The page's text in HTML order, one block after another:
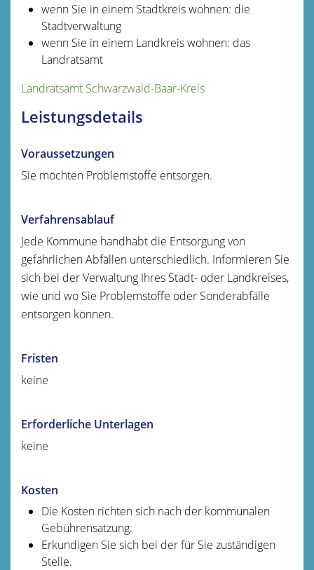
wenn Sie in einem Stadtkreis wohnen: die
Stadtverwaltung
wenn Sie in einem Landkreis wohnen: das
Landratsamt
Landratsamt Schwarzwald-Baar-Kreis
Leistungsdetails
Voraussetzungen
Sie möchten Problemstoffe entsorgen.
Verfahrensablauf
Jede Kommune handhabt die Entsorgung von
gefährlichen Abfällen unterschiedlich. Informieren Sie
sich bei der Verwaltung Ihres Stadt- oder Landkreises,
wie und wo Sie Problemstoffe oder Sonderabfälle
entsorgen können.
Fristen
keine
Erforderliche Unterlagen
keine
Kosten
Die Kosten richten sich nach der kommunalen
Gebührensatzung.
Erkundigen Sie sich bei der für Sie zuständigen
Stelle.